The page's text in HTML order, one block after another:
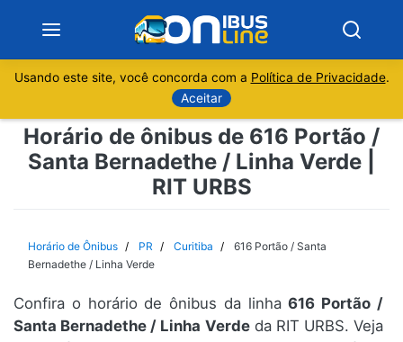
Sobre
Espírito Santo
Usando este site, você concorda com a Política de Privacidade.
Aceitar
Horário de ônibus de 616 Portão /
Santa Bernadethe / Linha Verde |
RIT URBS
Horário de Ônibus PR Curitiba
616 Portão / Santa
Bernadethe / Linha Verde
Confira o horário de ônibus da linha616 Portão /
Santa Bernadethe / Linha Verdeda RIT URBS. Veja